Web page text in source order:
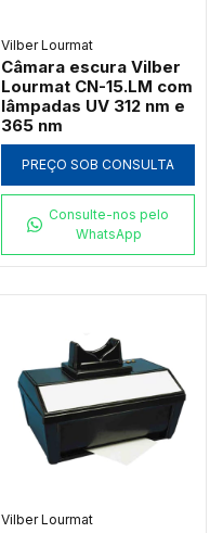
Vilber Lourmat
Câmara escura Vilber
Lourmat CN-15.LM com
lâmpadas UV 312 nm e
365 nm
PREÇO SOB CONSULTA
Consulte-nos pelo
WhatsApp
Vilber Lourmat